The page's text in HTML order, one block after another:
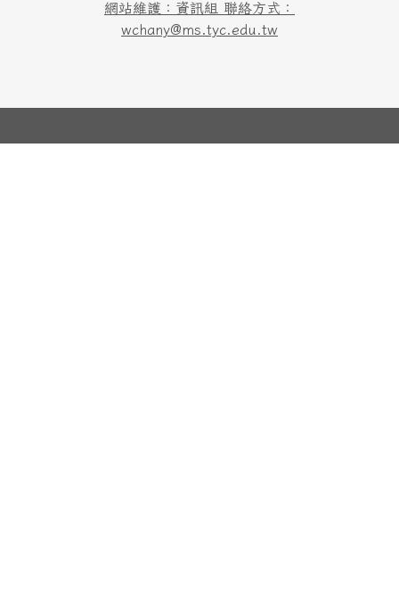
網站維護：資訊組 聯絡方式：
wchany@ms.tyc.edu.tw